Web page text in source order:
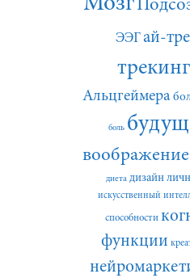
Мозг
ЭЭГай-
трекинг
Альцгеймера
боль
воображение
диета дизайн
искусственный
способности
функции